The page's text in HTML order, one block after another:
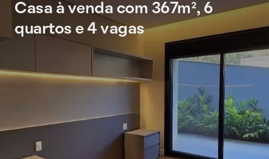
Casa à venda com 367m², 6
quartos e 4 vagas